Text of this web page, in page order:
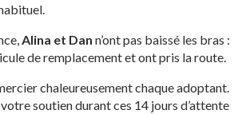
Alina et Dan n’ont pas baissé les bras :
de remplacement et ont pris la route.
chaleureusement chaque adoptant.
soutien durant ces 14 jours d’attente